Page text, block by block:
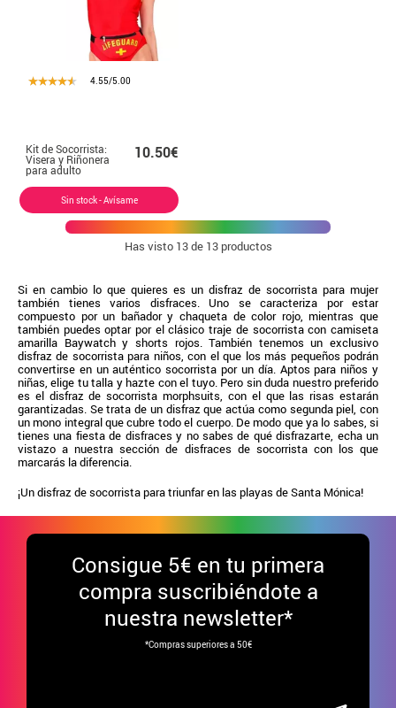
4.55/5.00
Kit de Socorrista:
Visera y Riñonera
para adulto
10.50€
Sin stock - Avísame
Has visto 13de 13 productos
Si en cambio lo que quieres es un disfraz de socorrista para mujer
también tienes varios disfraces. Uno se caracteriza por estar
compuesto por un bañador y chaqueta de color rojo, mientras que
también puedes optar por el clásico traje de socorrista con camiseta
amarilla Baywatch y shorts rojos. También tenemos un exclusivo
disfraz de socorrista para niños, con el que los más pequeños podrán
convertirse en un auténtico socorrista por un día. Aptos para niños y
niñas, elige tu talla y hazte con el tuyo. Pero sin duda nuestro preferido
es el disfraz de socorrista morphsuits, con el que las risas estarán
garantizadas. Se trata de un disfraz que actúa como segunda piel, con
un mono integral que cubre todo el cuerpo. De modo que ya lo sabes, si
tienes una fiesta de disfraces y no sabes de qué disfrazarte, echa un
vistazo a nuestra sección de disfraces de socorrista con los que
marcarás la diferencia.
¡Un disfraz de socorrista para triunfar en las playas de Santa Mónica!
Consigue 5€ en tu primera
compra suscribiéndote a
nuestra newsletter*
*Compras superiores a 50€